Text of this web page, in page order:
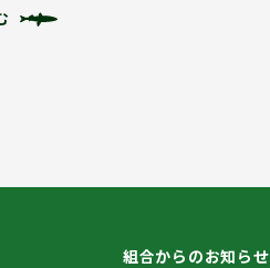
組合からのお知らせ